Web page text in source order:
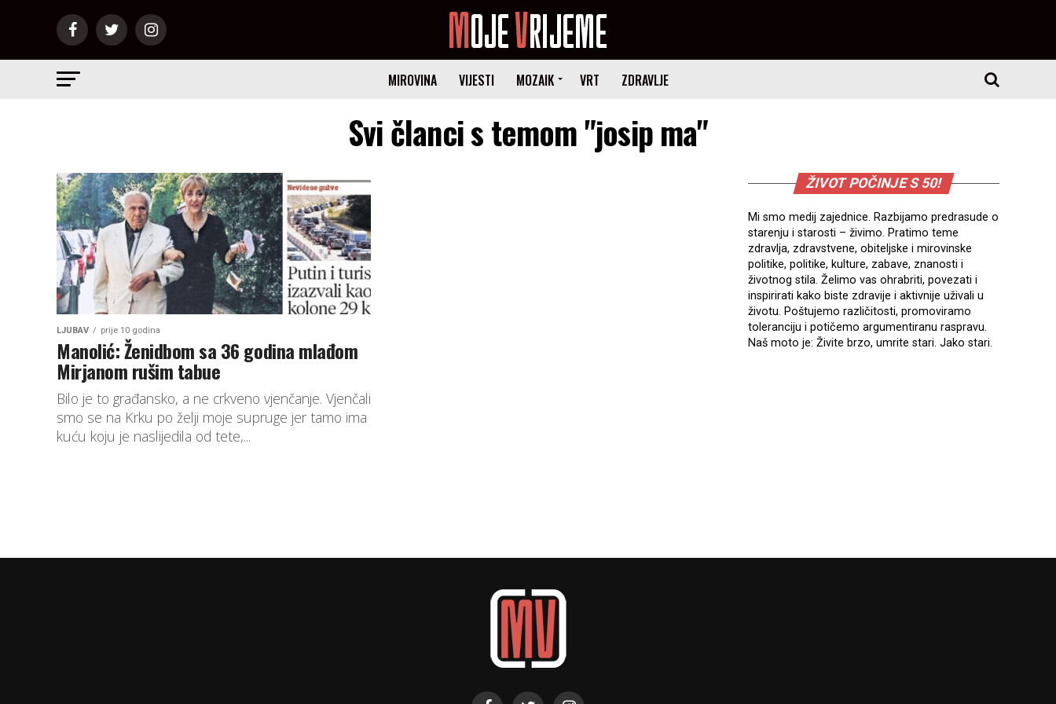
MIROVINA VIJESTI MOZAIK VRT ZDRAVLJE
Svi članci s temom "josip ma"
LJUBAV prije 10 godina
Manolić: Ženidbom sa 36 godina mlađom
Mirjanom rušim tabue
Bilo je to građansko, a ne crkveno vjenčanje. Vjenčali
smo se na Krku po želji moje supruge jer tamo ima
kuću koju je naslijedila od tete,...
ŽIVOT POČINJE S 50!
Mi smo medij zajednice. Razbijamo predrasude o
starenju i starosti – živimo. Pratimo teme
zdravlja, zdravstvene, obiteljske i mirovinske
politike, politike, kulture, zabave, znanosti i
životnog stila. Želimo vas ohrabriti, povezati i
inspirirati kako biste zdravije i aktivnije uživali u
životu. Poštujemo različitosti, promoviramo
toleranciju i potičemo argumentiranu raspravu.
Naš moto je: Živite brzo, umrite stari. Jako stari.